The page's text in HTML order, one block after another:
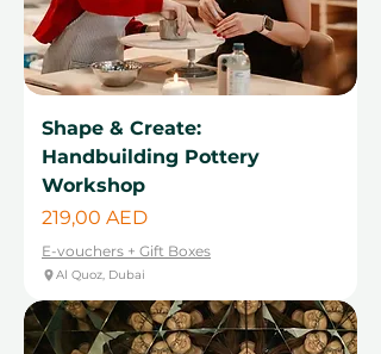
Shape & Create:
Handbuilding Pottery
Workshop
Цена
219,00 AED
E-vouchers + Gift Boxes
Al Quoz, Dubai